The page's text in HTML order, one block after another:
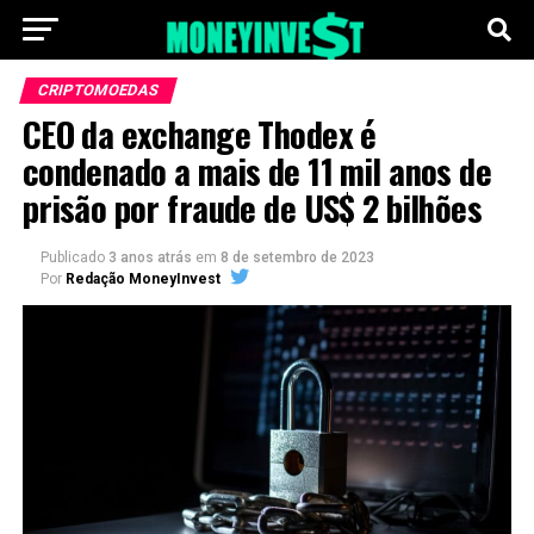
CRIPTOMOEDAS
CEO da exchange Thodex é
condenado a mais de 11 mil anos de
prisão por fraude de US$ 2 bilhões
Publicado 3 anos atrás em 8 de setembro de 2023
Por Redação MoneyInvest